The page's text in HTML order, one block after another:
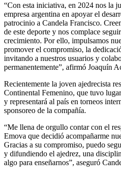
“Con esta iniciativa, en 2024 nos la
empresa argentina en apoyar el
patrocinio a Candela Francisco.
de este deporte y nos complace
crecimiento. Por ello, impulsamos
promover el compromiso, la
invitando a nuestros usuarios y
permanentemente”, afirmó Joaquín
Recientemente la joven ajedrecista
Continental Femenino, que tuvo
y representará al país en torneos
sponsoreo de la compañía.
“Me llena de orgullo contar con el
Emova que decidió acompañarme
Gracias a su compromiso, puedo
y difundiendo el ajedrez, una
algo para enseñarnos”, aseguró